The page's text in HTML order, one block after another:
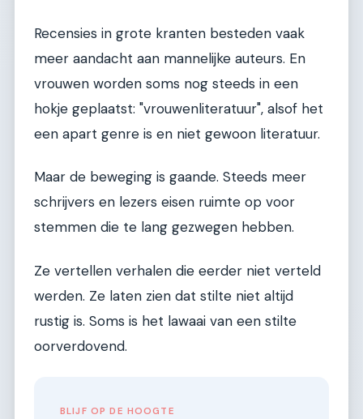
Recensies in grote kranten besteden vaak
meer aandacht aan mannelijke auteurs. En
vrouwen worden soms nog steeds in een
hokje geplaatst: "vrouwenliteratuur", alsof het
een apart genre is en niet gewoon literatuur.
Maar de beweging is gaande. Steeds meer
schrijvers en lezers eisen ruimte op voor
stemmen die te lang gezwegen hebben.
Ze vertellen verhalen die eerder niet verteld
werden. Ze laten zien dat stilte niet altijd
rustig is. Soms is het lawaai van een stilte
oorverdovend.
BLIJF OP DE HOOGTE